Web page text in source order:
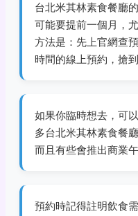
台北米其林素食餐廳
可能要提前一個月，
方法是：先上官網查
時間的線上預約，搶
如果你臨時想去，可
多台北米其林素食餐
而且有些會推出商業
預約時記得註明飲食